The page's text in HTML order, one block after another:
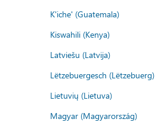
K'iche' (Guatemala)
Kiswahili (Kenya)
Latviešu (Latvija)
Lëtzebuergesch (Lëtzebuerg)
Lietuvių (Lietuva)
Magyar (Magyarország)